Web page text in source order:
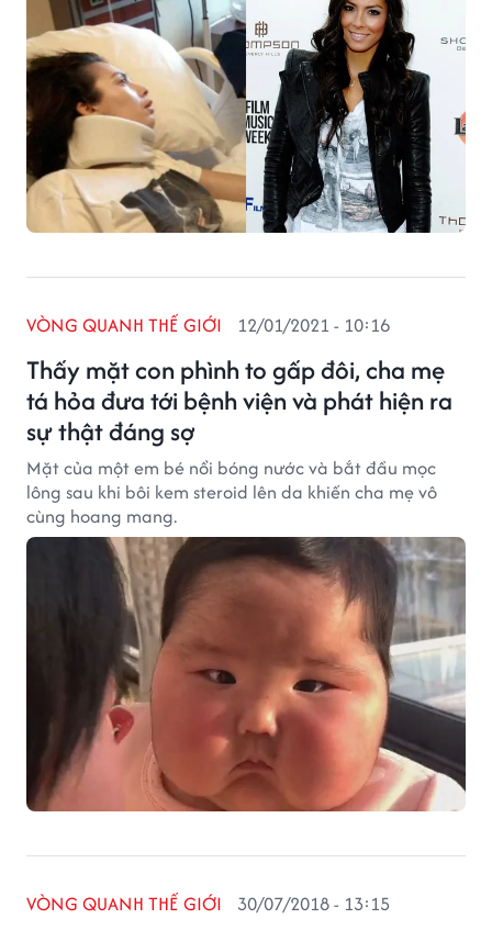
Thấy mặt con phình to gấp đôi, cha mẹ
tá hỏa đưa tới bệnh viện và phát hiện ra
sự thật đáng sợ
VÒNG QUANH THẾ GIỚI 12/01/2021 - 10:16
Mặt của một em bé nổi bóng nước và bắt đầu mọc
lông sau khi bôi kem steroid lên da khiến cha mẹ vô
cùng hoang mang.
VÒNG QUANH THẾ GIỚI 30/07/2018 - 13:15